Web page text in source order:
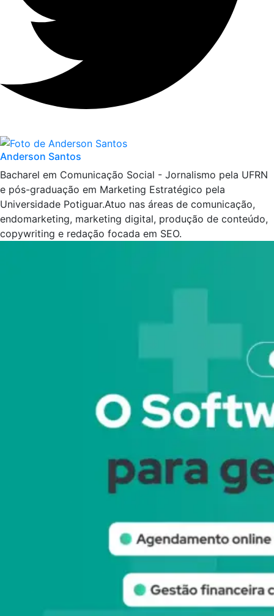
Anderson Santos
Bacharel em Comunicação Social - Jornalismo pela UFRN
e pós-graduação em Marketing Estratégico pela
Universidade Potiguar.Atuo nas áreas de comunicação,
endomarketing, marketing digital, produção de conteúdo,
copywriting e redação focada em SEO.